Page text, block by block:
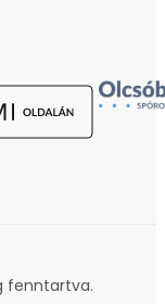
fenntartva.